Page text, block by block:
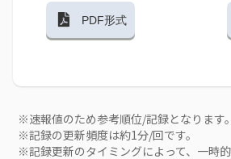
PDF形式
※速報値のため参考順位/記録となります。
※記録の更新頻度は約1分/回です。
※記録更新のタイミングによって、一時